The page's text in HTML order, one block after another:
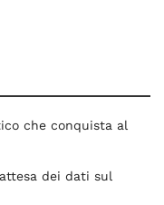
che conquista al
dei dati sul